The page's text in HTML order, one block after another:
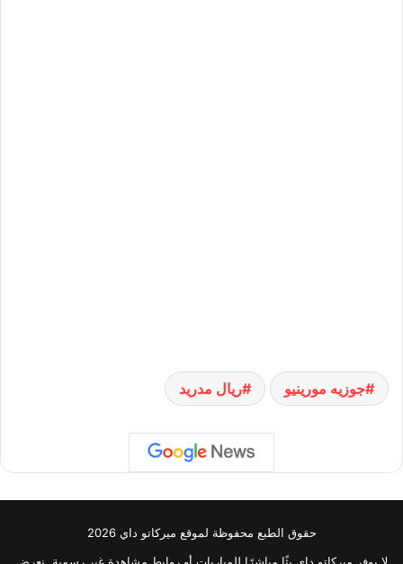
جوزيه مورينيو ريال مدريد
حقوق الطبع محفوظة لموقع ميركاتو داي 2026
لا يوفر ميركاتو داي بثًا مباشرًا للمباريات أو روابط مشاهدة غير رسمية. نعرض